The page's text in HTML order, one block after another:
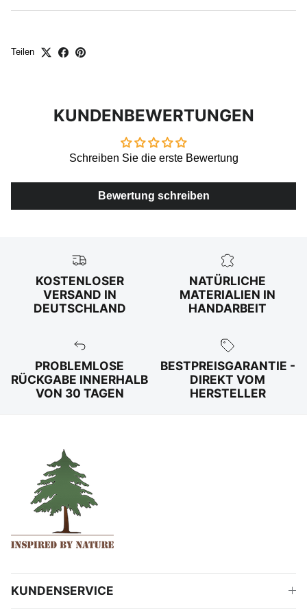
Teilen
KUNDENBEWERTUNGEN
Schreiben Sie die erste Bewertung
Bewertung schreiben
KOSTENLOSER
VERSAND IN
DEUTSCHLAND
NATÜRLICHE
MATERIALIEN IN
HANDARBEIT
PROBLEMLOSE
RÜCKGABE INNERHALB
VON 30 TAGEN
BESTPREISGARANTIE -
DIREKT VOM
HERSTELLER
KUNDENSERVICE